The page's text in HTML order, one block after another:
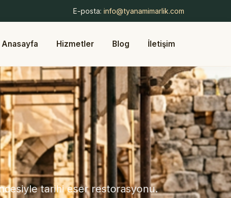
E-posta: info@tyanamimarlik.com
Anasayfa Hizmetler Blog İletişim
tarihi eser restorasyonu.